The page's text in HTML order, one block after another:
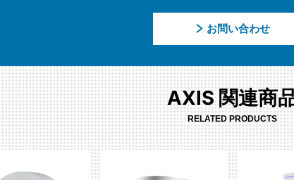
お問い合わせ
AXIS 関連商
RELATED PRODUCTS